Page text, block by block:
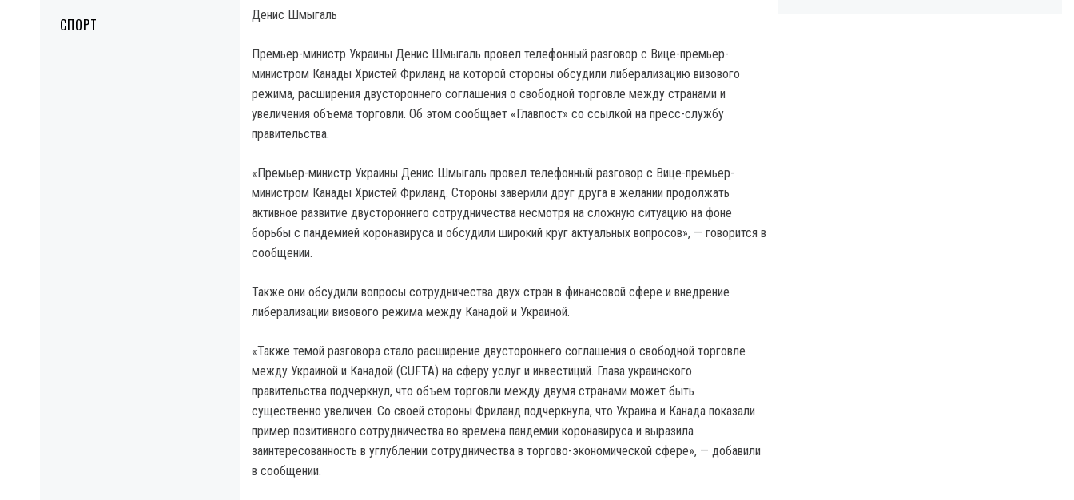
СПОРТ
Денис Шмыгаль
Премьер-министр Украины Денис Шмыгаль провел телефонный разговор с Вице-премьер-
министром Канады Христей Фриланд на которой стороны обсудили либерализацию визового
режима, расширения двустороннего соглашения о свободной торговле между странами и
увеличения объема торговли. Об этом сообщает «Главпост» со ссылкой на пресс-службу
правительства.
«Премьер-министр Украины Денис Шмыгаль провел телефонный разговор с Вице-премьер-
министром Канады Христей Фриланд. Стороны заверили друг друга в желании продолжать
активное развитие двустороннего сотрудничества несмотря на сложную ситуацию на фоне
борьбы с пандемией коронавируса и обсудили широкий круг актуальных вопросов», — говорится в
сообщении.
Также они обсудили вопросы сотрудничества двух стран в финансовой сфере и внедрение
либерализации визового режима между Канадой и Украиной.
«Также темой разговора стало расширение двустороннего соглашения о свободной торговле
между Украиной и Канадой (CUFTA) на сферу услуг и инвестиций. Глава украинского
правительства подчеркнул, что объем торговли между двумя странами может быть
существенно увеличен. Со своей стороны Фриланд подчеркнула, что Украина и Канада показали
пример позитивного сотрудничества во времена пандемии коронавируса и выразила
заинтересованность в углублении сотрудничества в торгово-экономической сфере», — добавили
в сообщении.